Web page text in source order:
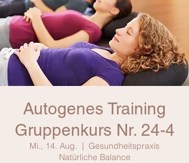
Autogenes Training
Gruppenkurs Nr. 24-4
Mi., 14. Aug.
  |
Gesundheitspraxis
Natürliche Balance